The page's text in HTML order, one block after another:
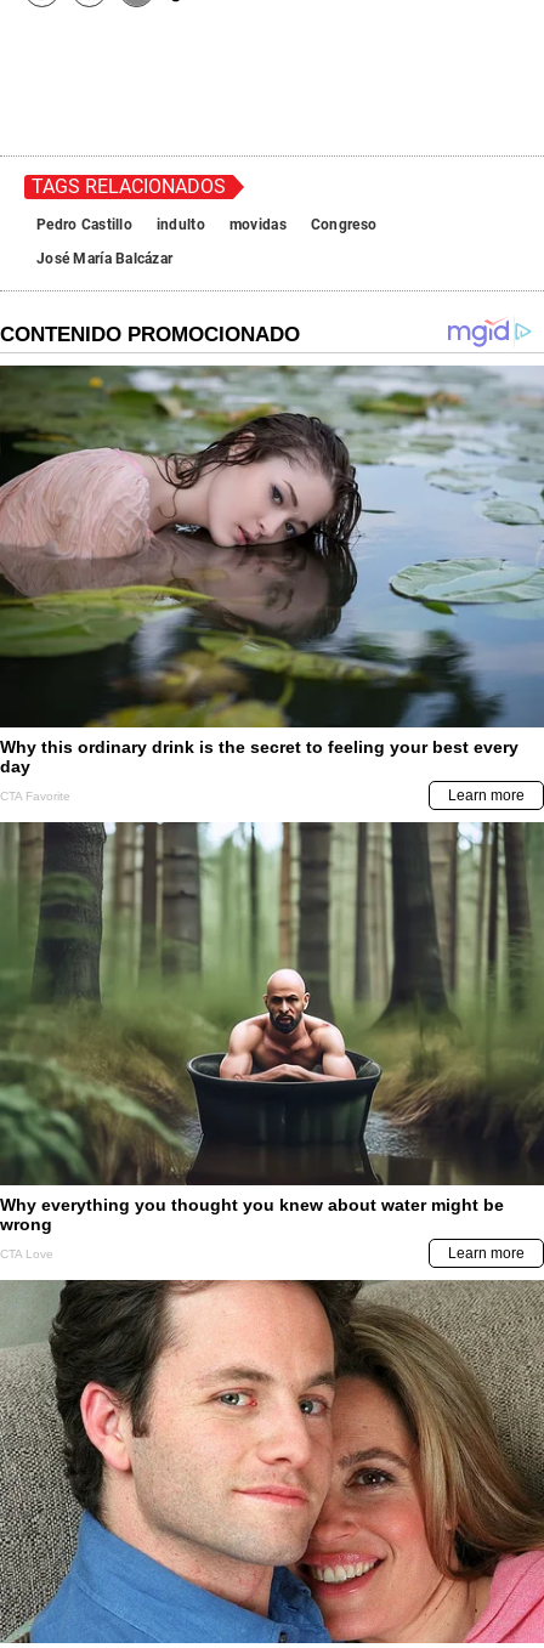
TAGS RELACIONADOS
Pedro Castillo indulto movidas
Congreso
José María Balcázar